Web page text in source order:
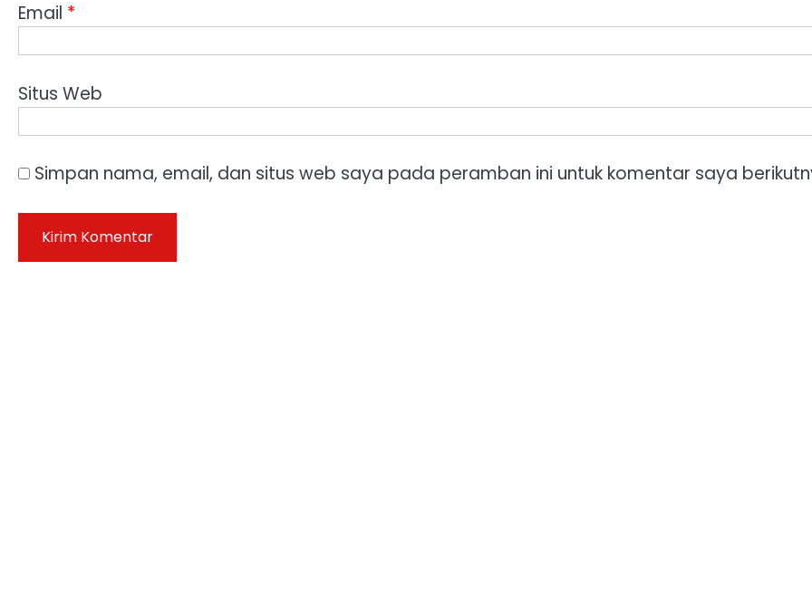
Email *
Situs Web
Simpan nama, email, dan situs web saya pada peramban ini untuk komentar saya